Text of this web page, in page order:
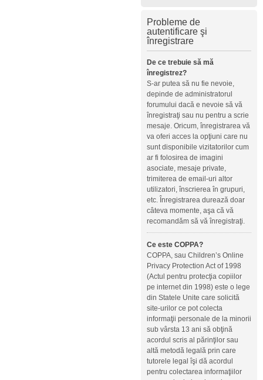
Probleme de
autentificare şi
înregistrare
De ce trebuie să mă
înregistrez?
S-ar putea să nu fie nevoie,
depinde de administratorul
forumului dacă e nevoie să vă
înregistraţi sau nu pentru a scrie
mesaje. Oricum, înregistrarea vă
va oferi acces la opţiuni care nu
sunt disponibile vizitatorilor cum
ar fi folosirea de imagini
asociate, mesaje private,
trimiterea de email-uri altor
utilizatori, înscrierea în grupuri,
etc. Înregistrarea durează doar
câteva momente, aşa că vă
recomandăm să vă înregistraţi.
Ce este COPPA?
COPPA, sau Children’s Online
Privacy Protection Act of 1998
(Actul pentru protecţia copiilor
pe internet din 1998) este o lege
din Statele Unite care solicită
site-urilor ce pot colecta
informaţii personale de la minorii
sub vârsta 13 ani să obţină
acordul scris al părinţilor sau
altă metodă legală prin care
tutorele legal îşi dă acordul
pentru colectarea informaţiilor